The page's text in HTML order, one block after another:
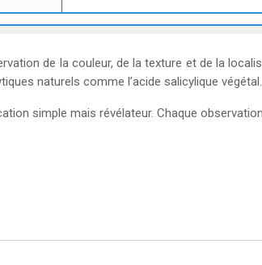
de la couleur, de la texture et de la
naturels comme l’acide salicylique végétal.
simple mais révélateur. Chaque